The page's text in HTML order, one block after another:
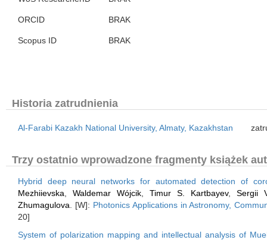
ORCID BRAK
Scopus ID BRAK
Historia zatrudnienia
Al-Farabi Kazakh National University, Almaty, Kazakhstan
Trzy ostatnio wprowadzone fragmenty książek
Hybrid deep neural networks for automated detection of
Mezhiievska
Waldemar Wójcik Timur S. Kartbayev, Sergii
Zhumagulova . [W]: Photonics Applications in Astronomy,
20]
System of polarization mapping and intellectual analysis of